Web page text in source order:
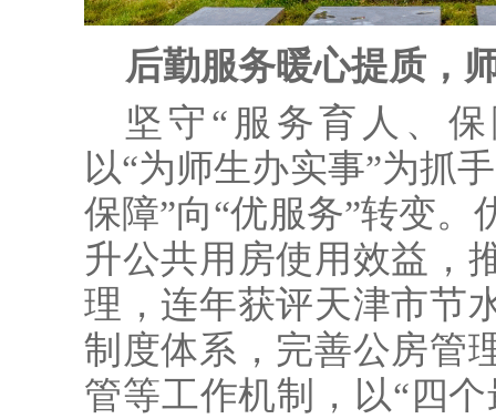
后勤服务暖心提质，
坚守“服务育人、
以“为师生办实事”为抓
保障”向“优服务”转变
升公共用房使用效益，
理，连年获评天津市节
制度体系，完善公房管
管等工作机制，以“四